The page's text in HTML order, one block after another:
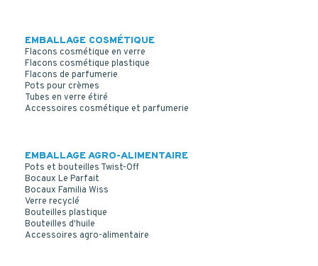
EMBALLAGE COSMÉTIQUE
Flacons cosmétique en verre
Flacons cosmétique plastique
Flacons de parfumerie
Pots pour crèmes
Tubes en verre étiré
Accessoires cosmétique et parfumerie
EMBALLAGE AGRO-ALIMENTAIRE
Pots et bouteilles Twist-Off
Bocaux Le Parfait
Bocaux Familia Wiss
Verre recyclé
Bouteilles plastique
Bouteilles d'huile
Accessoires agro-alimentaire